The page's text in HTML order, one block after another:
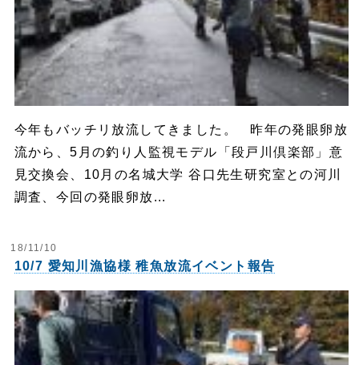
今年もバッチリ放流してきました。 昨年の発眼卵放
流から、5月の釣り人監視モデル「段戸川倶楽部」意
見交換会、10月の名城大学 谷口先生研究室との河川
調査、今回の発眼卵放...
18/11/10
10/7 愛知川漁協様 稚魚放流イベント報告